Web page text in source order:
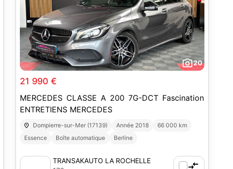
20
21 990 €
MERCEDES CLASSE A 200 7G-DCT Fascination
ENTRETIENS MERCEDES
Dompierre-sur-Mer (17139) Année 2018
66 000 km
Essence
Boîte automatique Berline
TRANSAKAUTO LA ROCHELLE